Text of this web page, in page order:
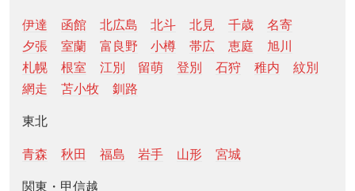
伊達 函館 北広島 北斗 北見 千歳
名寄
夕張
室蘭 富良野 小樽 帯広 恵庭
旭川
札幌
根室 江別 留萌 登別 石狩 稚内
紋別
網走
苫小牧 釧路
東北
青森 秋田 福島 岩手 山形 宮城
関東・甲信越